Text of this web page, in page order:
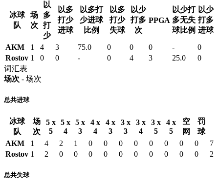
冰球
队
场
次
以
多
打
少
以多
打少
进球
以多打
少进球
比例
以多
打少
失球
以少
打多
次
PPGA
以少打
多无失
球比例
以少
打多
进球
AKM 1 4 3 75.0 0 0 0 -
0
Rostov 1 0 0 - 0 4 3 25.0
0
词汇表
场次 - 场次
总共进球
冰球
队
场
次
5 x
5
5 x
4
5 x
3
4 x
4
4 x
3
3 x
3
3 x
4
3 x
5
4 x
5
空
网
罚
球
AKM
1 4 2 1 0 0 0 0 0 0 0 0
7
Rostov 1 2 0 0 0 0 0 0 0 0 0 0 2
总共失球